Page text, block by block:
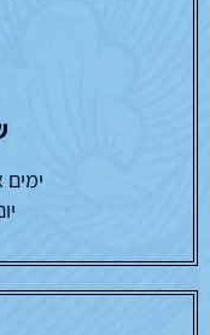
ימים א'-ה'
יום